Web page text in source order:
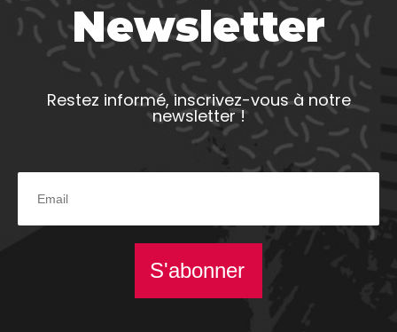
Newsletter
Restez informé, inscrivez-vous à notre
newsletter !
S'abonner